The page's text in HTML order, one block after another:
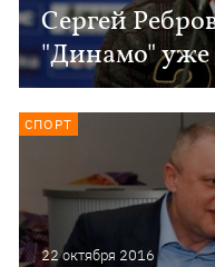
Сергей
"Динамо"
22 октября 2016
СПОРТ